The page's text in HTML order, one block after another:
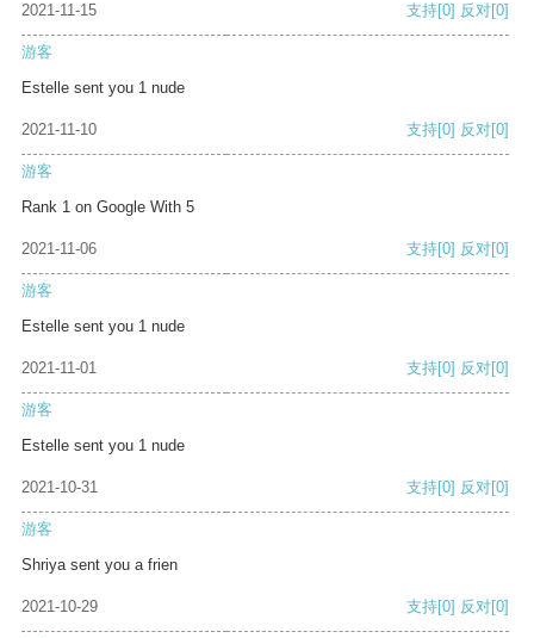
2021-11-15 支持[0] 反对[0]
游客
Estelle sent you 1 nude
2021-11-10 支持[0] 反对[0]
游客
Rank 1 on Google With 5
2021-11-06 支持[0] 反对[0]
游客
Estelle sent you 1 nude
2021-11-01 支持[0] 反对[0]
游客
Estelle sent you 1 nude
2021-10-31 支持[0] 反对[0]
游客
Shriya sent you a frien
2021-10-29 支持[0] 反对[0]